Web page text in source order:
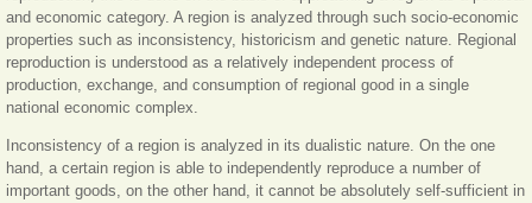
and economic category. A region is analyzed through such socio-economic
properties such as inconsistency, historicism and genetic nature. Regional
reproduction is understood as a relatively independent process of
production, exchange, and consumption of regional good in a single
national economic complex.
Inconsistency of a region is analyzed in its dualistic nature. On the one
hand, a certain region is able to independently reproduce a number of
important goods, on the other hand, it cannot be absolutely self-sufficient in